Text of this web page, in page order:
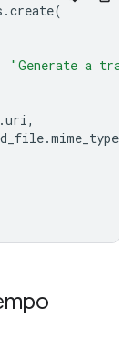
.create(
"Generate a
.uri ,
.mime_type